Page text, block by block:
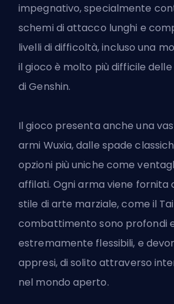
impegnativo, specialmente
schemi di attacco lunghi e
livelli di difficoltà, incluso una
il gioco è molto più difficile
di Genshin.
Il gioco presenta anche una
armi Wuxia, dalle spade
opzioni più uniche come
affilati. Ogni arma viene fornita
stile di arte marziale, come il
combattimento sono profondi
estremamente flessibili, e
appresi, di solito attraverso
nel mondo aperto.